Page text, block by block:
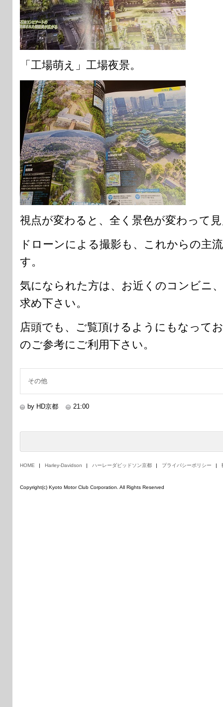
「工場萌え」工場夜景。
視点が変わると、全く景色が変わって
ドローンによる撮影も、これからの主
す。
気になられた方は、お近くのコンビニ
求め下さい。
店頭でも、ご覧頂けるようにもなって
のご参考にご利用下さい。
その他
by HD京都 21:00
HOME Harley-Davidson ハーレーダビッドソン京都 プライバシーポリシー
Copyright(c) Kyoto Motor Club Corporation. All Rights Reserved